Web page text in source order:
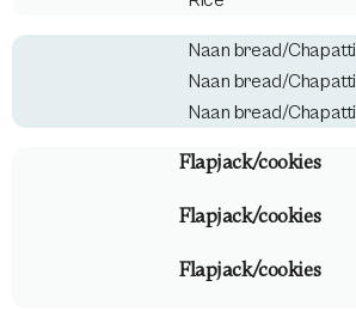
Naan bread/Chapatti
Naan bread/Chapatti
Naan bread/Chapatti
Flapjack/cookies
Flapjack/cookies
Flapjack/cookies